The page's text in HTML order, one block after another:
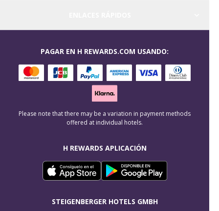
H REWARDS APLICACIÓN
STEIGENBERGER HOTELS GMBH
PAGAR EN H REWARDS.COM USANDO:
Please note that there may be a variation in payment methods
offered at individual hotels.